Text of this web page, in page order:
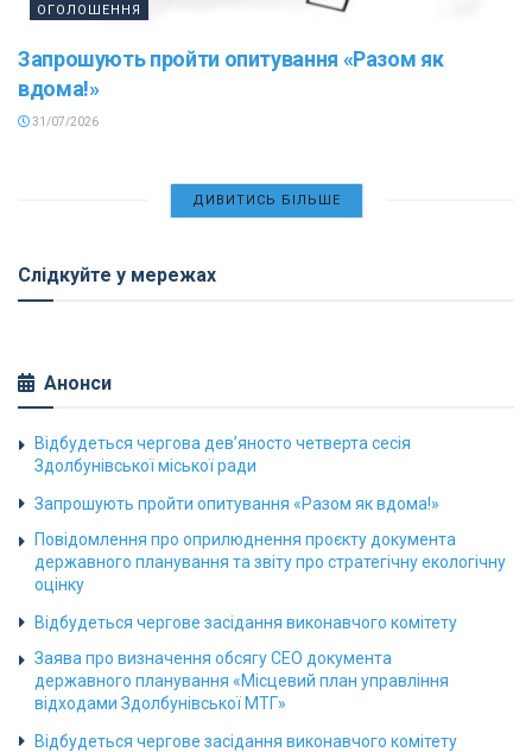
ОГОЛОШЕННЯ
Запрошують пройти опитування «Разом як
вдома!»
31/07/2026
ДИВИТИСЬ БІЛЬШЕ
Слідкуйте у мережах
Анонси
Відбудеться чергова дев’яносто четверта сесія
Здолбунівської міської ради
Запрошують пройти опитування «Разом як вдома!»
Повідомлення про оприлюднення проєкту документа
державного планування та звіту про стратегічну екологічну
оцінку
Відбудеться чергове засідання виконавчого комітету
Заява про визначення обсягу СЕО документа
державного планування «Місцевий план управління
відходами Здолбунівської МТГ»
Відбудеться чергове засідання виконавчого комітету